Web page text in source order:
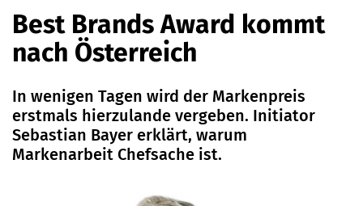
Best Brands Award kommt
nach Österreich
In wenigen Tagen wird der Markenpreis
erstmals hierzulande vergeben. Initiator
Sebastian Bayer erklärt, warum
Markenarbeit Chefsache ist.